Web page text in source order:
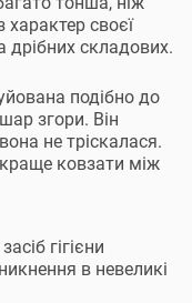
характер своєї
дрібних складових.
подібно до
згори. Він
не тріскалася.
ковзати між
гігієни
в невеликі